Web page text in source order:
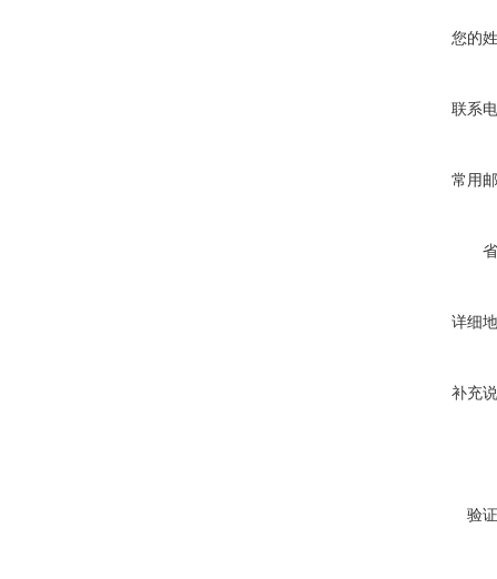
您的
联系
常用
详细
补充
验